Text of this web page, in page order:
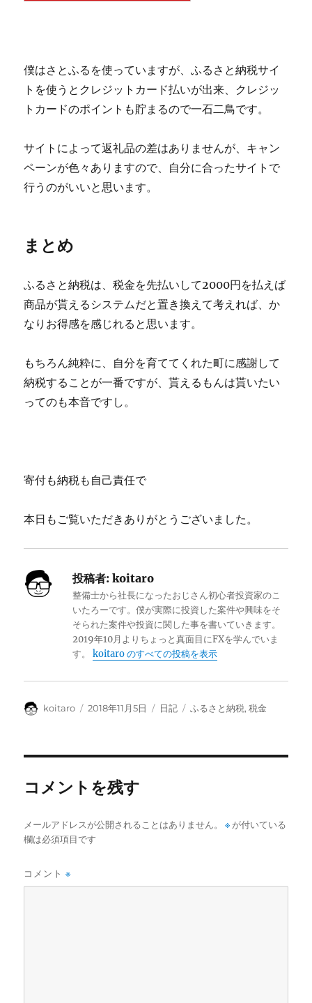
僕はさとふるを使っていますが、ふるさと納税サイ
トを使うとクレジットカード払いが出来、クレジッ
トカードのポイントも貯まるので一石二鳥です。
サイトによって返礼品の差はありませんが、キャン
ペーンが色々ありますので、自分に合ったサイトで
行うのがいいと思います。
まとめ
ふるさと納税は、税金を先払いして2000円を払えば
商品が貰えるシステムだと置き換えて考えれば、か
なりお得感を感じれると思います。
もちろん純粋に、自分を育ててくれた町に感謝して
納税することが一番ですが、貰えるもんは貰いたい
ってのも本音ですし。
寄付も納税も自己責任で
本日もご覧いただきありがとうございました。
投稿者: koitaro
整備士から社長になったおじさん初心者投資家のこ
いたろーです。僕が実際に投資した案件や興味をそ
そられた案件や投資に関した事を書いていきます。
2019年10月よりちょっと真面目にFXを学んでいま
す。koitaro のすべての投稿を表示
投
koitaro
投
2018年11月5日
カ
日記
タ
ふるさと納税,税金
コメントを残す
メールアドレスが公開されることはありません。 ※ が付いている
欄は必須項目です
コメント※